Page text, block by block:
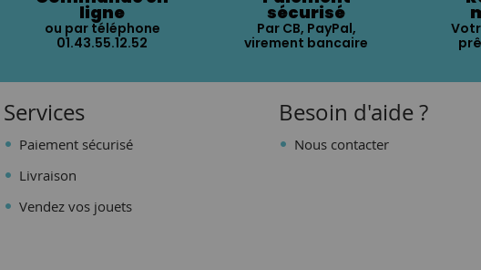
ligne
ou par téléphone
01.43.55.12.52
sécurisé
Par CB, PayPal,
virement bancaire
Services
Paiement sécurisé
Livraison
Vendez vos jouets
Besoin d'aide ?
Nous contacter